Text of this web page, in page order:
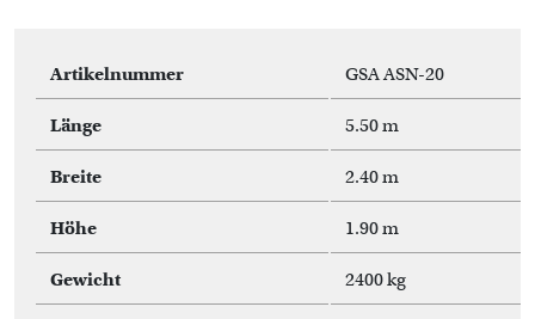
Artikelnummer GSA ASN-20
Länge 5.50 m
Breite 2.40 m
Höhe 1.90 m
Gewicht 2400 kg